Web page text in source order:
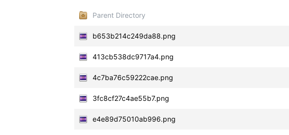
Parent Directory
b653b214c249da88.png
413cb538dc9717a4.png
4c7ba76c59222cae.png
3fc8cf27c4ae55b7.png
e4e89d75010ab996.png